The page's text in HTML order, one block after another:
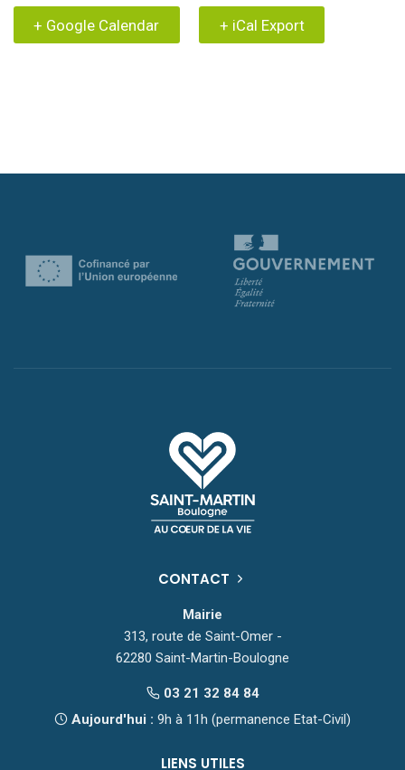
+ Google Calendar + iCal Export
CONTACT
Mairie
313, route de Saint-Omer -
62280 Saint-Martin-Boulogne
03 21 32 84 84
Aujourd'hui : 9h à 11h (permanence Etat-Civil)
LIENS UTILES